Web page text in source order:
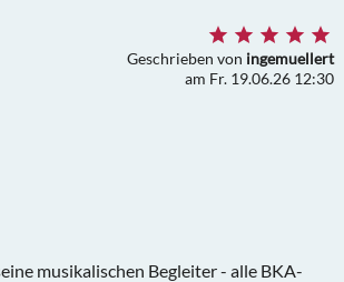
Geschrieben von ingemuellert
am Fr. 19.06.26 12:30
musikalischen Begleiter - alle BKA-